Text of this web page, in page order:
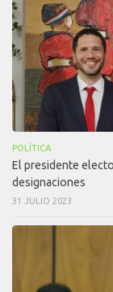
POLÍTICA
El presidente
designaciones
31 JULIO 2023